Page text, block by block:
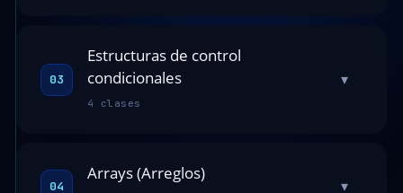
03
Estructuras de control
condicionales
4 clases
▾
04
Arrays (Arreglos)
▾